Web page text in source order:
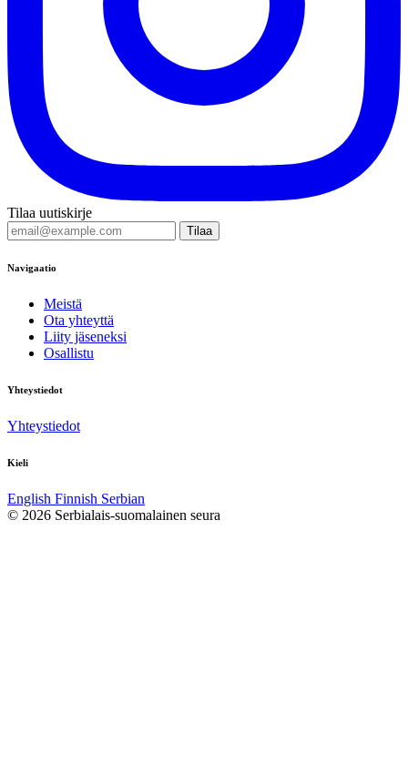
Tilaa uutiskirje
Tilaa
Navigaatio
Meistä
Ota yhteyttä
Liity jäseneksi
Osallistu
Yhteystiedot
Yhteystiedot
Kieli
English Finnish Serbian
© 2026 Serbialais-suomalainen seura